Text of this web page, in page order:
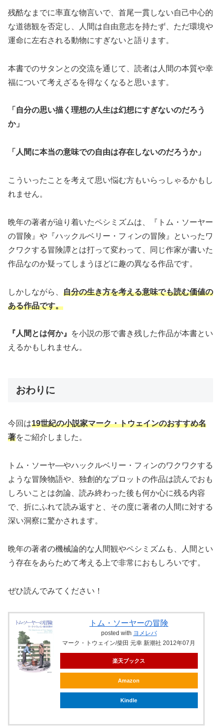
残酷なまでに率直な物言いで、首尾一貫しない自己中心的
な道徳観を否定し、人間は自由意志を持たず、ただ環境や
運命に左右される動物にすぎないと語ります。
本書でのサタンとの交流を通じて、読者は人間の本質や幸
福について考えざるを得なくなると思います。
「自分の思い描く理想の人生は幻想にすぎないのだろう
か」
「人間に本当の意味での自由は存在しないのだろうか」
こういったことを考えて思い悩む方もいらっしゃるかもし
れません。
晩年の著者が辿り着いたペシミズムは、『トム・ソーヤー
の冒険』や『ハックルベリー・フィンの冒険』といったワ
クワクする冒険譚とは打って変わって、同じ作家が書いた
作品なのか疑ってしまうほどに趣の異なる作品です。
しかしながら、 自分の生き方を考える意味でも読む価値の
ある作品です。
『人間とは何か』
を小説の形で書き残した作品が本書とい
えるかもしれません。
おわりに
今回は19世紀の小説家マーク・トウェインのおすすめ名
著をご紹介しました。
トム・ソーヤ―やハックルベリー・フィンのワクワクする
ような冒険物語や、独創的なプロットの作品は読んでおも
しろいことは勿論、読み終わった後も何か心に残る内容
で、折にふれて読み返すと、その度に著者の人間に対する
深い洞察に驚かされます。
晩年の著者の機械論的な人間観やペシミズムも、人間とい
う存在をあらためて考える上で非常におもしろいです。
ぜひ読んでみてください！
トム・ソーヤーの冒険
posted with ヨメレバ
マーク・トウェイン/柴田 元幸 新潮社 2012年07月
楽天ブックス
Amazon
Kindle